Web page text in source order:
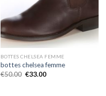
BOTTES CHELSEA FEMME
bottes chelsea femme
€50.00 €33.00